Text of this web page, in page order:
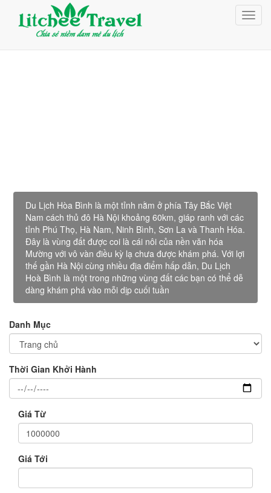
Giỏ Hàng (0)
Đăng nhập
Đăng ký
Du Lịch Hòa Bình là một tỉnh nằm ở phía Tây Bắc Việt
Nam cách thủ đô Hà Nội khoảng 60km, giáp ranh với các
tỉnh Phú Thọ, Hà Nam, Ninh Bình, Sơn La và Thanh Hóa.
Đây là vùng đất được coi là cái nôi của nền văn hóa
Mường với vô vàn điều kỳ lạ chưa được khám phá. Với lợi
thế gần Hà Nội cùng nhiều địa điểm hấp dẫn, Du Lịch
Hoà Bình là một trong những vùng đất các bạn có thể dễ
dàng khám phá vào mỗi dịp cuối tuần
Danh Mục
Thời Gian Khởi Hành
Giá Từ
Giá Tới